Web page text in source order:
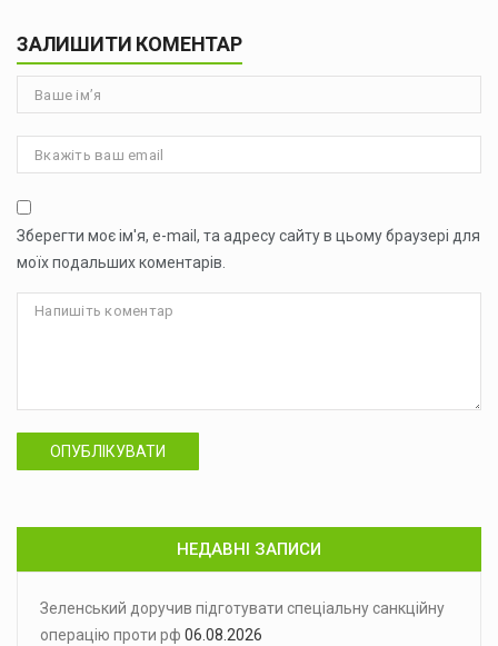
ЗАЛИШИТИ КОМЕНТАР
Зберегти моє ім'я, e-mail, та адресу сайту в цьому браузері для
моїх подальших коментарів.
ОПУБЛІКУВАТИ
НЕДАВНІ ЗАПИСИ
Зеленський доручив підготувати спеціальну санкційну
операцію проти рф 06.08.2026